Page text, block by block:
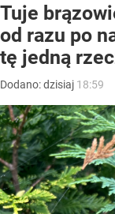
Tuje
od razu po
tę jedną
Dodano:dzisiaj 18:59